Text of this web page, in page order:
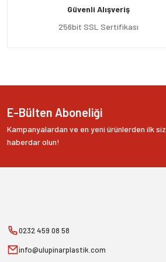
Ürün bilgilerinde hatalar bulunuyor.
Ürün fiyatı diğer sitelerden daha pahalı.
Güvenli Alışveriş
256bit SSL Sertifikası
E-Bülten Aboneliği
Kampanyalardan ve en yeni ürünlerden ilk siz
haberdar olun!
0232 459 08 58
info@ulupinarplastik.com